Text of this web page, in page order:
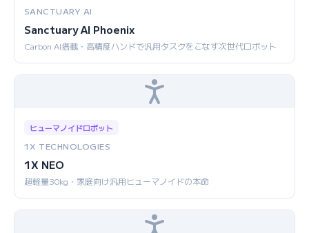
SANCTUARY AI
Sanctuary AI Phoenix
Carbon AI搭載・高精度ハンドで汎用タスクをこなす次世代ロボット
ヒューマノイドロボット
1X TECHNOLOGIES
1X NEO
超軽量30kg・家庭向け汎用ヒューマノイドの本命